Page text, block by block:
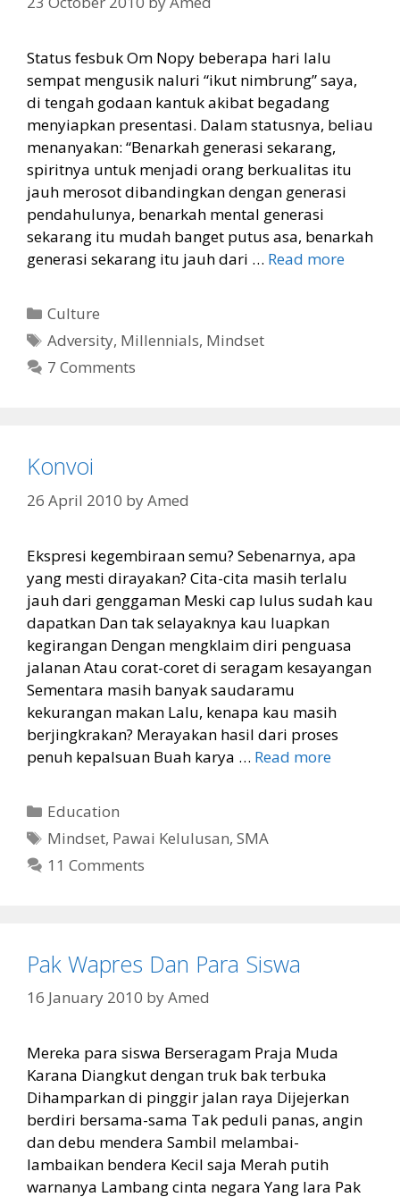
Status fesbuk Om Nopy beberapa hari lalu
sempat mengusik naluri “ikut nimbrung” saya,
di tengah godaan kantuk akibat begadang
menyiapkan presentasi. Dalam statusnya, beliau
menanyakan: “Benarkah generasi sekarang,
spiritnya untuk menjadi orang berkualitas itu
jauh merosot dibandingkan dengan generasi
pendahulunya, benarkah mental generasi
sekarang itu mudah banget putus asa, benarkah
generasi sekarang itu jauh dari … Read more
Categories
Culture
Tags
Adversity, Millennials, Mindset
7 Comments
Konvoi
26 April 2010 byAmed
Ekspresi kegembiraan semu? Sebenarnya, apa
yang mesti dirayakan? Cita-cita masih terlalu
jauh dari genggaman Meski cap lulus sudah kau
dapatkan Dan tak selayaknya kau luapkan
kegirangan Dengan mengklaim diri penguasa
jalanan Atau corat-coret di seragam kesayangan
Sementara masih banyak saudaramu
kekurangan makan Lalu, kenapa kau masih
berjingkrakan? Merayakan hasil dari proses
penuh kepalsuan Buah karya … Read more
Categories
Education
Tags
Mindset, Pawai Kelulusan,SMA
11 Comments
Pak Wapres Dan Para Siswa
16 January 2010 byAmed
Mereka para siswa Berseragam Praja Muda
Karana Diangkut dengan truk bak terbuka
Dihamparkan di pinggir jalan raya Dijejerkan
berdiri bersama-sama Tak peduli panas, angin
dan debu mendera Sambil melambai-
lambaikan bendera Kecil saja Merah putih
warnanya Lambang cinta negara Yang lara Pak